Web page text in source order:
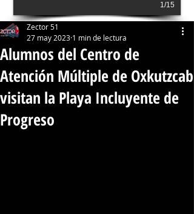
1/15
Alumnos del Centro de
Atención Múltiple de Oxkutzcab
visitan la Playa Incluyente de
Progreso
Zector 51
27 may 2023 1 min de lectura